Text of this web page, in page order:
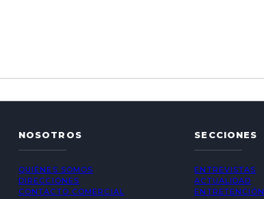
NOSOTROS
QUIÉNES SOMOS
DIRECCIONES
CONTACTO COMERCIAL
SECCIONES
ENTREVISTAS
ACTUALIDAD
ENTRETENCIÓN